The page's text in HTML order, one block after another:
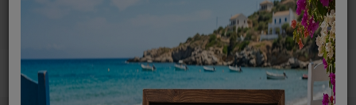
Ανταλλακτικά ηλεκτρικών συσκευών MENU